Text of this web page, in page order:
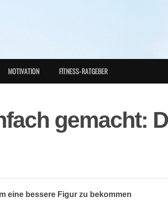
MOTIVATION FITNESS-RATGEBER
gemacht:
eine bessere Figur zu bekommen